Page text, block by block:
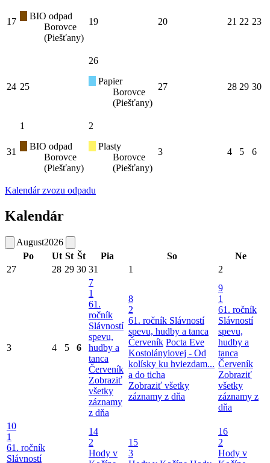
17
BIO odpad
Borovce
(Piešťany)
19 20 21 22 23
24 25
26
Papier
Borovce
(Piešťany)
27 28 29 30
31
1
BIO odpad
Borovce
(Piešťany)
2
Plasty
Borovce
(Piešťany)
3 4 5 6
Kalendár zvozu odpadu
Kalendár
August2026
Po
Ut St Št Pia So
Ne
27
28 29 30 31 1 2
3 4 5 6
7
1
61.
ročník
Slávností
spevu,
hudby a
tanca
Červeník
Zobraziť
všetky
záznamy
z dňa
8
2
61. ročník Slávností
spevu, hudby a tanca
Červeník Pocta Eve
Kostolányiovej - Od
kolísky ku hviezdam...
a do ticha
Zobraziť všetky
záznamy z dňa
9
1
61. ročník
Slávností
spevu,
hudby a
tanca
Červeník
Zobraziť
všetky
záznamy z
dňa
10
1
61. ročník
Slávností
14
2
Hody v
15
3
16
2
Hody v